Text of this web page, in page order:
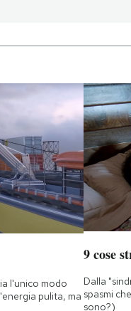
l'unico modo
pulita, ma
9 cose
Dalla
spasmi
sono?)